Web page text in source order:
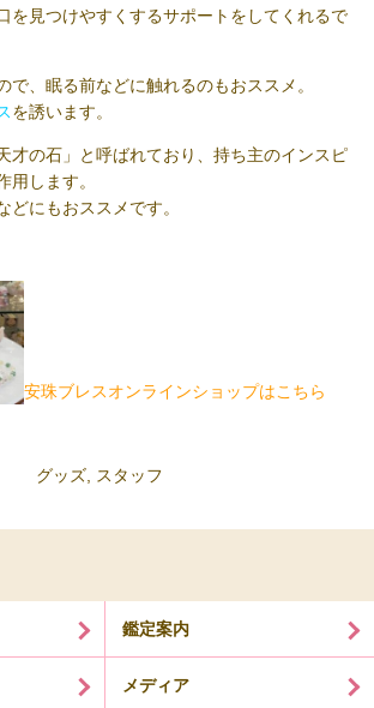
を見つけやすくするサポートをしてくれるで
で、眠る前などに触れるのもおススメ。
を誘います。
才の石」と呼ばれており、持ち主のインスピ
用します。
どにもおススメです。
安珠ブレスオンラインショップはこちら
グッズ スタッフ
鑑定案内
メディア